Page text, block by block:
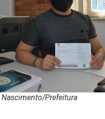
Nascimento/Prefeitura